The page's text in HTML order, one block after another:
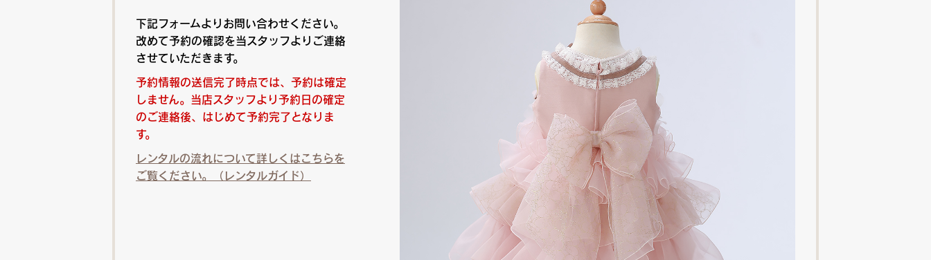
下記フォームよりお問い合わせください。
改めて予約の確認を当スタッフよりご連絡
させていただきます。
予約情報の送信完了時点では、予約は確定
しません。当店スタッフより予約日の確定
のご連絡後、はじめて予約完了となりま
す。
レンタルの流れについて詳しくはこちらを
ご覧ください。（レンタルガイド）